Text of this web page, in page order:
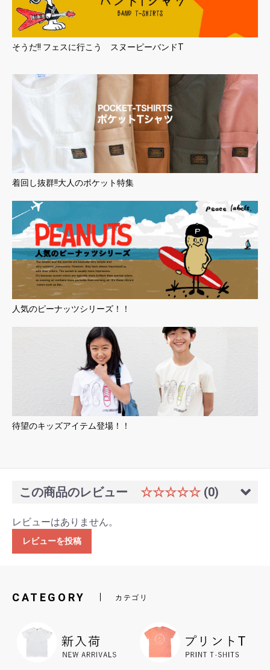
そうだ!! フェスに行こう スヌーピーバンドT
着回し抜群!!大人のポケット特集
人気のピーナッツシリーズ！！
待望のキッズアイテム登場！！
この商品のレビュー ☆☆☆☆☆ (0)
レビューはありません。
レビューを投稿
CATEGORY カテゴリ